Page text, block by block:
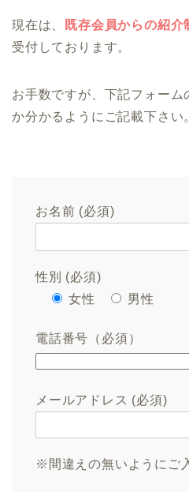
現在は、 既存会員からの紹介
受付しております。
お手数ですが、下記フォーム
か分かるようにご記載下さい
お名前 (必須)
性別 (必須)
女性
男性
電話番号（必須）
メールアドレス (必須)
※間違えの無いようにご